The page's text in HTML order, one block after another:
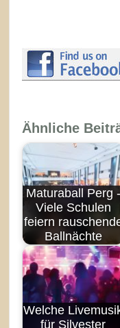
Ähnliche
Maturaball Perg -
Viele Schulen
feiern
Ballnächte
Welche
für Silvester